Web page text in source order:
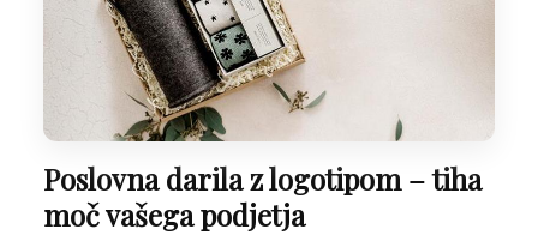
Poslovna darila z logotipom – tiha
moč vašega podjetja